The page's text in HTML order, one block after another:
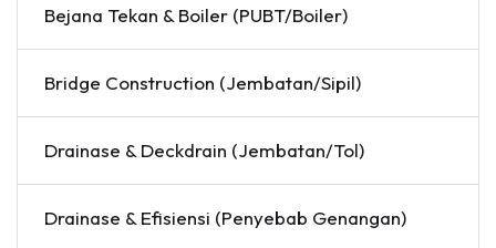
Bejana Tekan & Boiler (PUBT/Boiler)
Bridge Construction (Jembatan/Sipil)
Drainase & Deckdrain (Jembatan/Tol)
Drainase & Efisiensi (Penyebab Genangan)